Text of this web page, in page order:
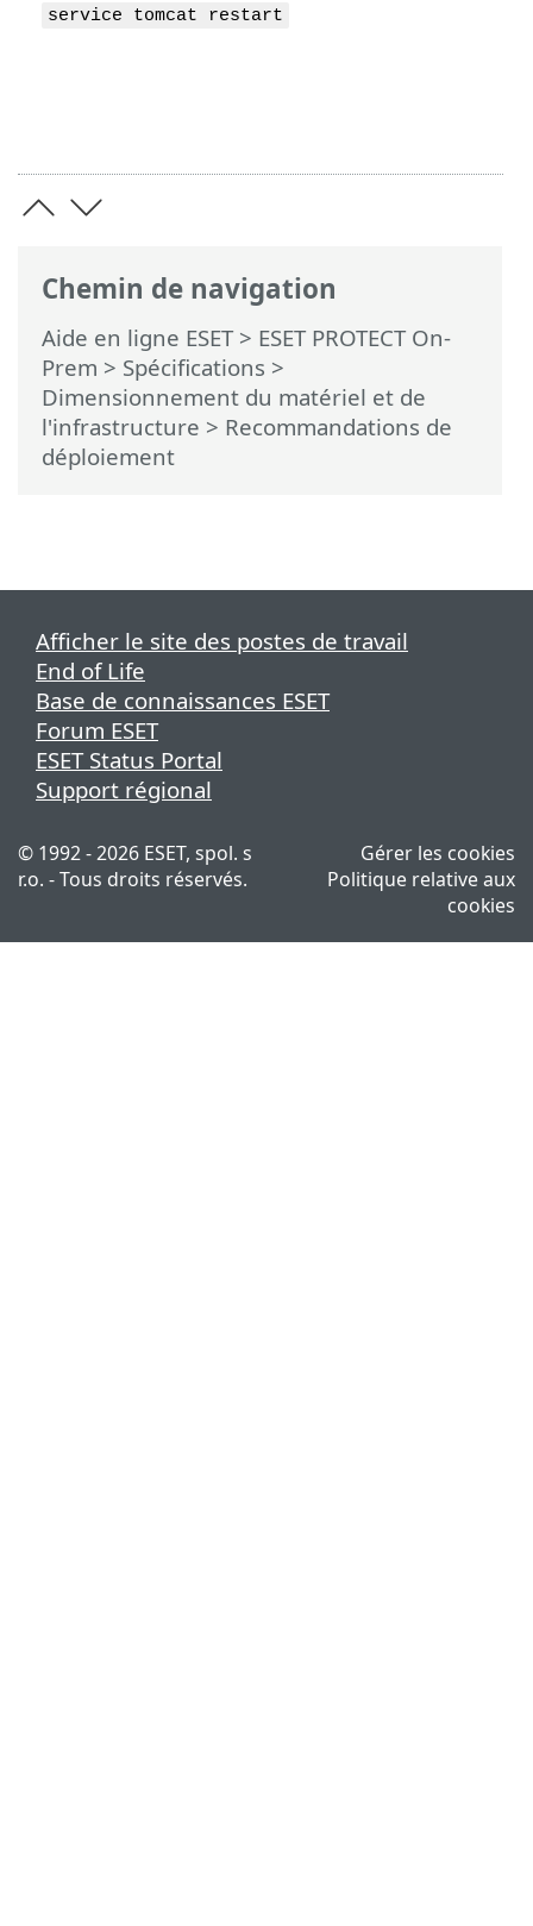
Chemin de navigation
Aide en ligne ESET> ESET PROTECT On-
Prem > Spécifications >
Dimensionnement du matériel et de
l'infrastructure > Recommandations de
déploiement
service tomcat restart
Afficher le site des postes de travail
End of Life
Base de connaissances ESET
Forum ESET
ESET Status Portal
Support régional
© 1992 - 2026 ESET, spol. s
r.o. - Tous droits réservés.
Gérer les cookies
Politique relative aux
cookies